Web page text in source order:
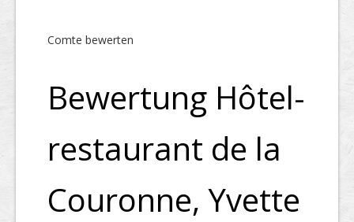
Vorteile
Preise
Comte bewerten
Bewertung Hôtel-
restaurant de la
Couronne, Yvette